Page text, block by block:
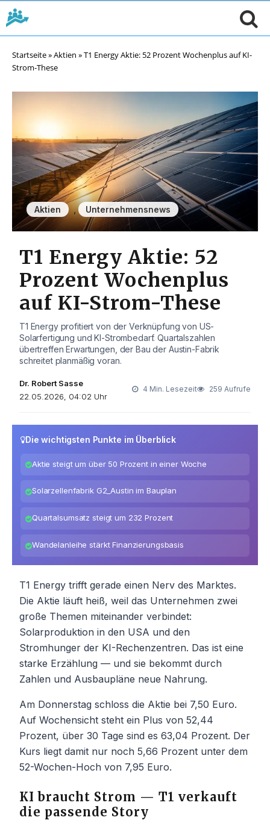
Startseite»Aktien »T1 Energy Aktie: 52 Prozent Wochenplus auf KI-
Strom-These
Aktien , Unternehmensnews
T1 Energy Aktie: 52
Prozent Wochenplus
auf KI-Strom-These
T1 Energy profitiert von der Verknüpfung von US-
Solarfertigung und KI-Strombedarf. Quartalszahlen
übertreffen Erwartungen, der Bau der Austin-Fabrik
schreitet planmäßig voran.
Dr. Robert Sasse
22.05.2026, 04:02 Uhr
4 Min. Lesezeit 259 Aufrufe
Die wichtigsten Punkte im Überblick
Aktie steigt um über 50 Prozent in einer Woche
Solarzellenfabrik G2_Austin im Bauplan
Quartalsumsatz steigt um 232 Prozent
Wandelanleihe stärkt Finanzierungsbasis
T1 Energy trifft gerade einen Nerv des Marktes.
Die Aktie läuft heiß, weil das Unternehmen zwei
große Themen miteinander verbindet:
Solarproduktion in den USA und den
Stromhunger der KI-Rechenzentren. Das ist eine
starke Erzählung — und sie bekommt durch
Zahlen und Ausbaupläne neue Nahrung.
Am Donnerstag schloss die Aktie bei 7,50 Euro.
Auf Wochensicht steht ein Plus von 52,44
Prozent, über 30 Tage sind es 63,04 Prozent. Der
Kurs liegt damit nur noch 5,66 Prozent unter dem
52-Wochen-Hoch von 7,95 Euro.
KI braucht Strom — T1 verkauft
die passende Story